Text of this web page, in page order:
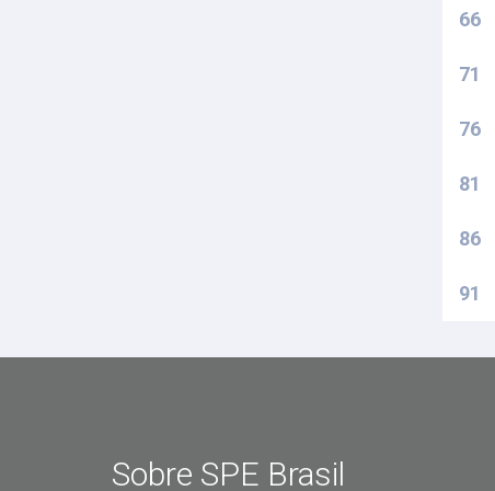
66
71
76
81
86
91
Sobre SPE Brasil